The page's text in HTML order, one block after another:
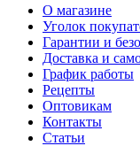
О магазине
Уголок
Гарантии и
Доставка и
График работы
Рецепты
Оптовикам
Контакты
Статьи